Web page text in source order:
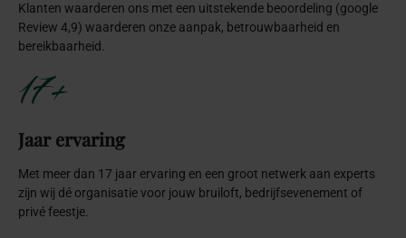
Klanten waarderen ons met een uitstekende beoordeling (google
Review 4,9) waarderen onze aanpak, betrouwbaarheid en
bereikbaarheid.
17+
Jaar ervaring
Met meer dan 17 jaar ervaring en een groot netwerk aan experts
zijn wij dé organisatie voor jouw bruiloft, bedrijfsevenement of
privé feestje.